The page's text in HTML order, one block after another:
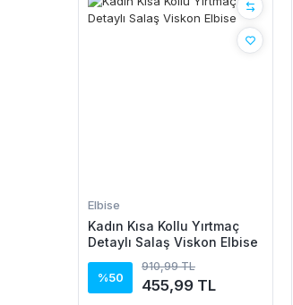
Elbise
Kadın Kısa Kollu Yırtmaç
Detaylı Salaş Viskon Elbise
%50
910,99 TL
455,99 TL